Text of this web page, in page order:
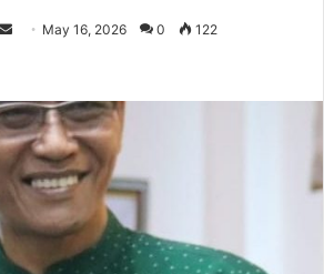
Send May 16, 2026 0 122